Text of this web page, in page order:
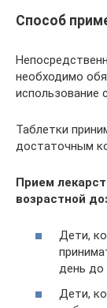
Способ
необходимо
использование
Таблетки
достаточным
Прием
возрастной
Дети,
день до
Дети,